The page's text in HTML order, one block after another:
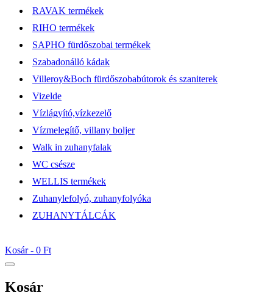
RAVAK termékek
RIHO termékek
SAPHO fürdőszobai termékek
Szabadonálló kádak
Villeroy&Boch fürdőszobabútorok és szaniterek
Vizelde
Vízlágyító,vízkezelő
Vízmelegítő, villany boljer
Walk in zuhanyfalak
WC csésze
WELLIS termékek
Zuhanylefolyó, zuhanyfolyóka
ZUHANYTÁLCÁK
Kosár - 0 Ft
Kosár